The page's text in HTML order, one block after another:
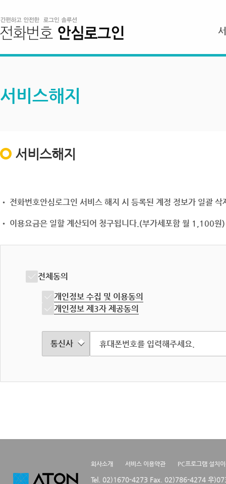
서비스해지
서비스해지
• 전화번호안심로그인 서비스 해지 시 등록된 계정 정보가 일괄
• 이용요금은 일할 계산되어 청구됩니다.(부가세포함 월 1,100원)
전체동의
개인정보 수집 및 이용동의
개인정보 제3자 제공동의
회사소개 서비스 이용약관 PC프로그램 설치
Tel. 02)1670-4273 Fax. 02)786-4274 우